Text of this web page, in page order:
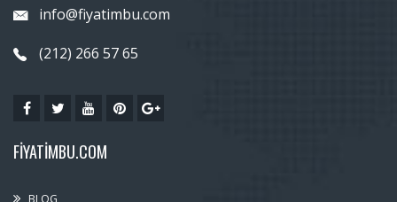
info@fiyatimbu.com
(212) 266 57 65
FIYATIMBU.COM
BLOG